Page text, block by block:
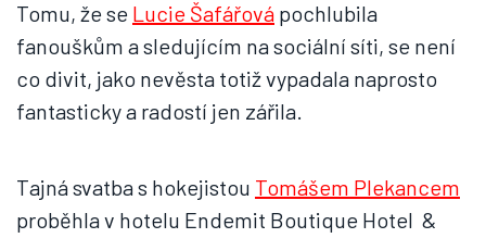
Tomu, že se Lucie Šafářová pochlubila
fanouškům a sledujícím na sociální síti, se není
co divit, jako nevěsta totiž vypadala naprosto
fantasticky a radostí jen zářila.
Tajná svatba s hokejistou Tomášem Plekancem
proběhla v hotelu Endemit Boutique Hotel &